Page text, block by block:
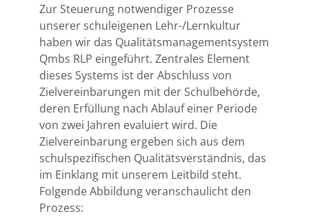
Zur Steuerung notwendiger Prozesse
unserer schuleigenen Lehr-/Lernkultur
haben wir das Qualitätsmanagementsystem
Qmbs RLP eingeführt. Zentrales Element
dieses Systems ist der Abschluss von
Zielvereinbarungen mit der Schulbehörde,
deren Erfüllung nach Ablauf einer Periode
von zwei Jahren evaluiert wird. Die
Zielvereinbarung ergeben sich aus dem
schulspezifischen Qualitätsverständnis, das
im Einklang mit unserem Leitbild steht.
Folgende Abbildung veranschaulicht den
Prozess: